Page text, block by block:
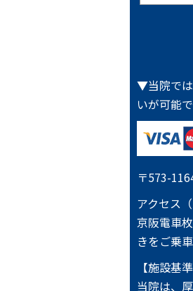
▼当院では
いが可能
〒573-
アクセス
京阪電車
きをご乗
【施設基
当院は、